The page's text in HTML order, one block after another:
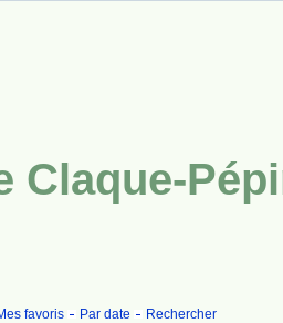
Claque-
favoris Par date Rechercher